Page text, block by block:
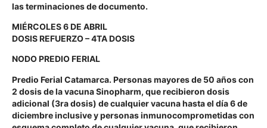
las terminaciones de documento.
MIÉRCOLES 6 DE ABRIL
DOSIS REFUERZO – 4TA DOSIS
NODO PREDIO FERIAL
Predio Ferial Catamarca. Personas mayores de 50 años con
2 dosis de la vacuna Sinopharm, que recibieron dosis
adicional (3ra dosis) de cualquier vacuna hasta el día 6 de
diciembre inclusive y personas inmunocomprometidas con